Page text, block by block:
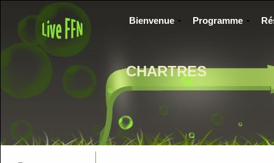
CHARTRES
Bienvenue Programme